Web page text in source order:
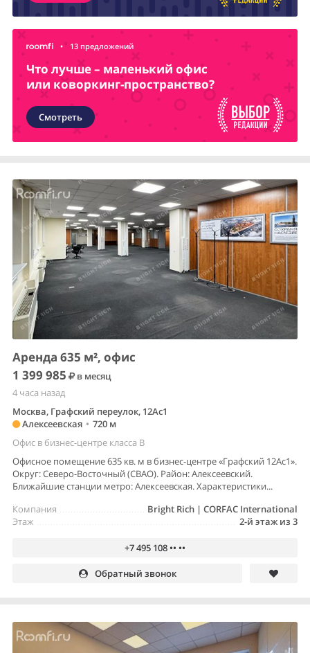
• 13 предложений
Что лучше – маленький офис
или коворкинг-пространство?
Смотреть
Аренда 635 м², офис
1 399 985
в месяц
4 часа назад
Москва, Графский переулок, 12Ас1
Алексеевская • 720 м
Офис в бизнес-центре класса B
Офисное помещение 635 кв. м в бизнес-центре «Графский 12Ас1».
Округ: Северо-Восточный (СВАО). Район: Алексеевский.
Ближайшие станции метро: Алексеевская. Характеристики...
Bright Rich | CORFAC International
Компания
2-й этаж из 3
Этаж
+7 495 108 •• ••
Обратный звонок